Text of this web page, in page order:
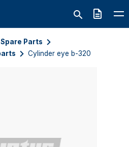
Offerte
Spare Parts
Cylinder eye b-320